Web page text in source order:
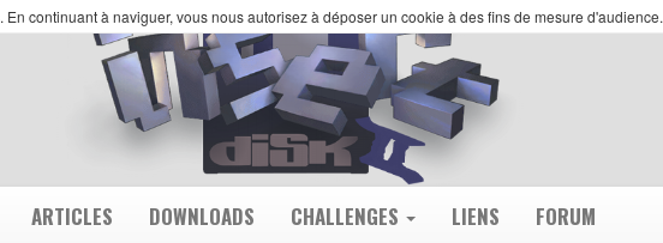
continuant à naviguer, vous nous autorisez à déposer un cookie à des fins de mesure d'audience.
ARTICLES DOWNLOADS CHALLENGES LIENS FORUM